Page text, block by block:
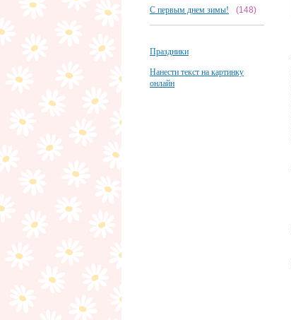
С первым днем зимы! (148)
Праздники
Нанести текст на картинку
онлайн